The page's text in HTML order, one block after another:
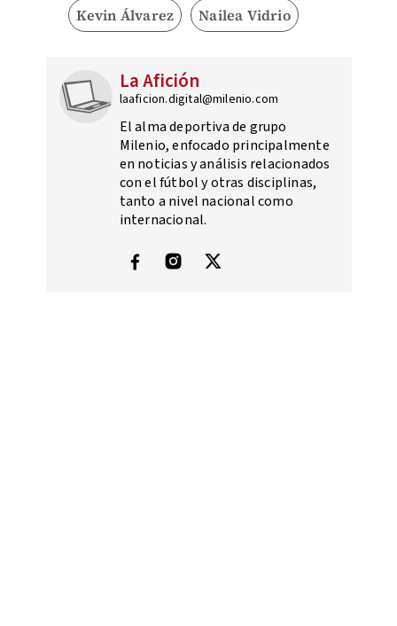
Kevin Álvarez Nailea Vidrio
La Afición
laaficion.digital@milenio.com
El alma deportiva de grupo
Milenio, enfocado principalmente
en noticias y análisis relacionados
con el fútbol y otras disciplinas,
tanto a nivel nacional como
internacional.